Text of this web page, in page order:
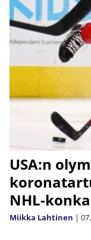
USA:n
NHL-
Miikka Lahtinen |